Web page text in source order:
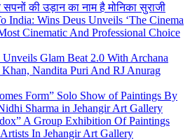
की उड़ान का नाम है मोनिका सुराजी
India: Wins Deus Unveils ‘The Cinema
Cinematic And Professional Choice
Glam Beat 2.0 With Archana
Khan, Nandita Puri And RJ Anurag
Form” Solo Show of Paintings By
Sharma in Jehangir Art Gallery
A Group Exhibition Of Paintings
In Jehangir Art Gallery